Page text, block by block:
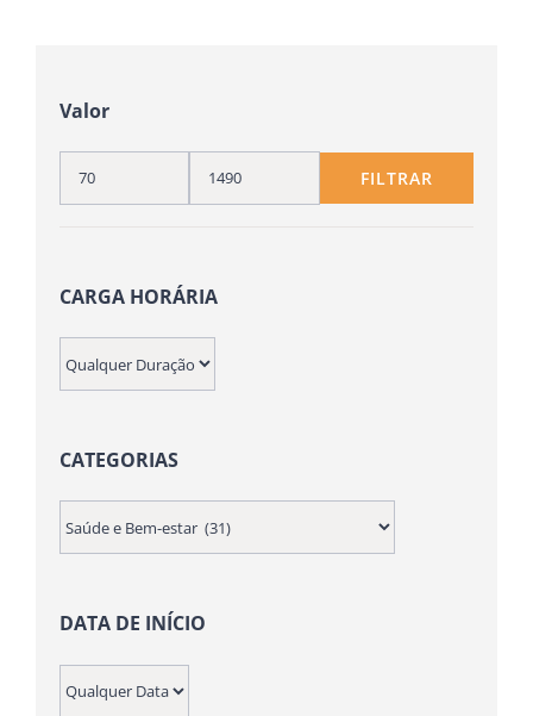
Valor
FILTRAR
CARGA HORÁRIA
CATEGORIAS
DATA DE INÍCIO